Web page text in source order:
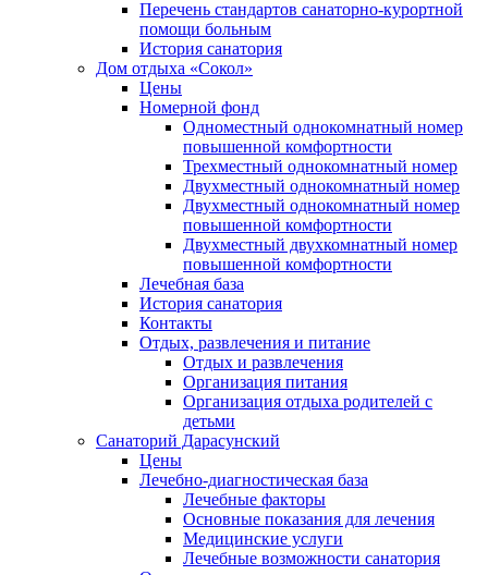
Перечень стандартов санаторно-курортной
помощи больным
История санатория
Дом отдыха «Сокол»
Цены
Номерной фонд
Одноместный однокомнатный номер
повышенной комфортности
Трехместный однокомнатный номер
Двухместный однокомнатный номер
Двухместный однокомнатный номер
повышенной комфортности
Двухместный двухкомнатный номер
повышенной комфортности
Лечебная база
История санатория
Контакты
Отдых, развлечения и питание
Отдых и развлечения
Организация питания
Организация отдыха родителей с
детьми
Санаторий Дарасунский
Цены
Лечебно-диагностическая база
Лечебные факторы
Основные показания для лечения
Медицинские услуги
Лечебные возможности санатория